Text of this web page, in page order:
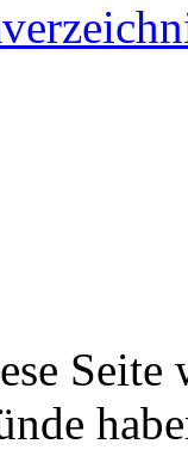
Seite